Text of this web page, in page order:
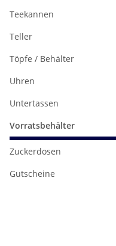
Teekannen
Teller
Töpfe / Behälter
Uhren
Untertassen
Vorratsbehälter
Zuckerdosen
Gutscheine